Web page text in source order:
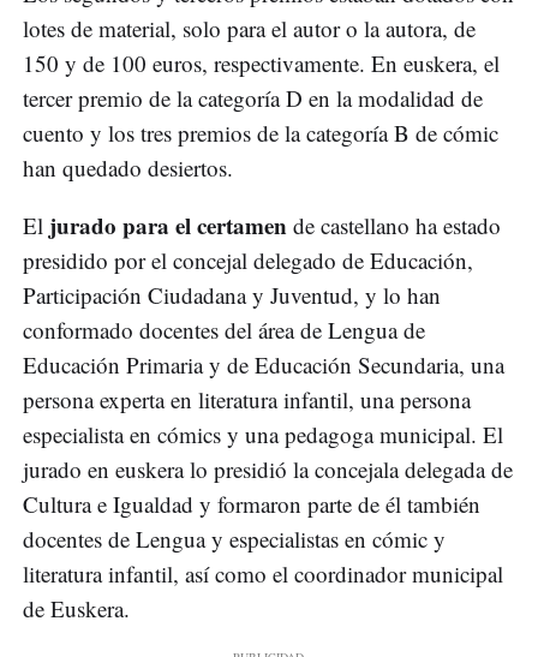
lotes de material, solo para el autor o la autora, de
150 y de 100 euros, respectivamente. En euskera, el
tercer premio de la categoría D en la modalidad de
cuento y los tres premios de la categoría B de cómic
han quedado desiertos.
El jurado para el certamen de castellano ha estado
presidido por el concejal delegado de Educación,
Participación Ciudadana y Juventud, y lo han
conformado docentes del área de Lengua de
Educación Primaria y de Educación Secundaria, una
persona experta en literatura infantil, una persona
especialista en cómics y una pedagoga municipal. El
jurado en euskera lo presidió la concejala delegada de
Cultura e Igualdad y formaron parte de él también
docentes de Lengua y especialistas en cómic y
literatura infantil, así como el coordinador municipal
de Euskera.